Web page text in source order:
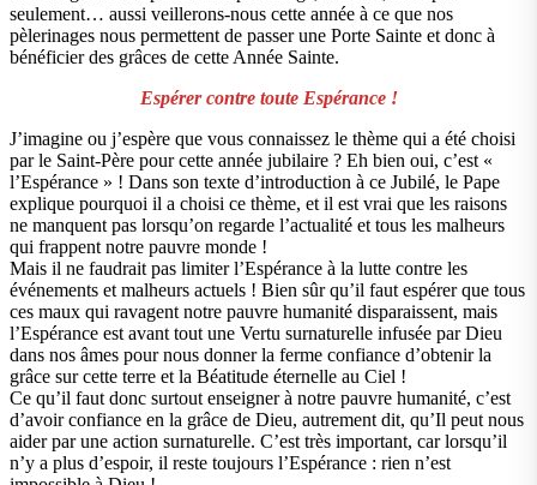
seulement… aussi veillerons-nous cette année à ce que nos
pèlerinages nous permettent de passer une Porte Sainte et donc à
bénéficier des grâces de cette Année Sainte.
Espérer contre toute Espérance !
J’imagine ou j’espère que vous connaissez le thème qui a été choisi
par le Saint-Père pour cette année jubilaire ? Eh bien oui, c’est «
l’Espérance » ! Dans son texte d’introduction à ce Jubilé, le Pape
explique pourquoi il a choisi ce thème, et il est vrai que les raisons
ne manquent pas lorsqu’on regarde l’actualité et tous les malheurs
qui frappent notre pauvre monde !
Mais il ne faudrait pas limiter l’Espérance à la lutte contre les
événements et malheurs actuels ! Bien sûr qu’il faut espérer que tous
ces maux qui ravagent notre pauvre humanité disparaissent, mais
l’Espérance est avant tout une Vertu surnaturelle infusée par Dieu
dans nos âmes pour nous donner la ferme confiance d’obtenir la
grâce sur cette terre et la Béatitude éternelle au Ciel !
Ce qu’il faut donc surtout enseigner à notre pauvre humanité, c’est
d’avoir confiance en la grâce de Dieu, autrement dit, qu’Il peut nous
aider par une action surnaturelle. C’est très important, car lorsqu’il
n’y a plus d’espoir, il reste toujours l’Espérance : rien n’est